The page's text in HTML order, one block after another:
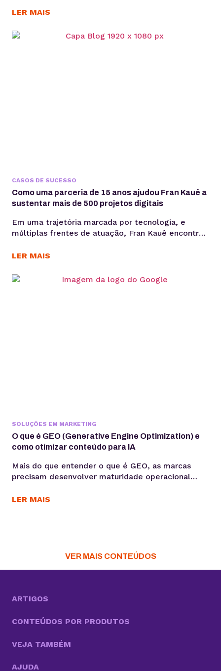
entreguem resultados consistentes aos seus
fundadora da agência Daniele Alves | Marketing
LER MAIS
CASOS DE SUCESSO
Como uma parceria de 15 anos ajudou Fran Kauê a
sustentar mais de 500 projetos digitais
Em uma trajetória marcada por tecnologia, e
múltiplas frentes de atuação, Fran Kauê encontrou
hospedar e sustentar projetos digitais ao longo
utiliza a infraestrutura da KingHost em diferentes
LER MAIS
SOLUÇÕES EM MARKETING
O que é GEO (Generative Engine Optimization) e
como otimizar conteúdo para IA
Mais do que entender o que é GEO, as marcas
precisam desenvolver maturidade operacional
à intenção, consistência temática e conteúdos
baseadas em...
LER MAIS
VER MAIS CONTEÚDOS
ARTIGOS
CONTEÚDOS POR PRODUTOS
VEJA TAMBÉM
AJUDA